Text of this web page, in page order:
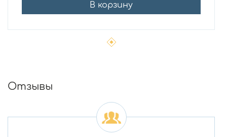
В корзину
Отзывы